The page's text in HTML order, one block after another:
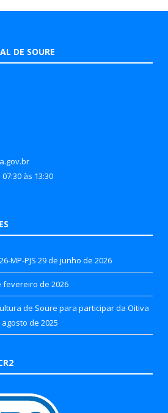
DE SOURE
às 13:30
MP-PJS 29 de junho de 2026
fevereiro de 2026
de Soure para participar da Oitiva
de 2025